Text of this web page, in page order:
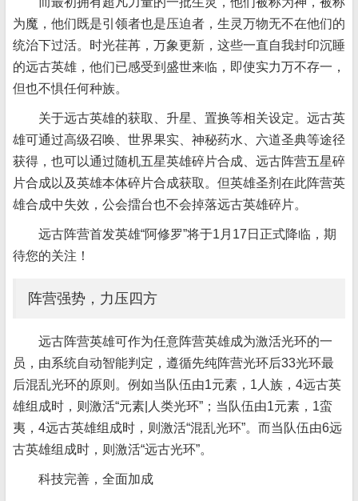
为魔，他们既是引领者也是压迫者，生灵万物无不在他们的
统治下过活。时光荏苒，万象更新，这些一直自我封印沉睡
的远古英雄，他们已感受到盛世来临，即使实力万不存一，
但也不惧任何种族。
关于远古英雄的获取、升星、置换等相关设定。远古英
雄可通过高级召唤、世界果实、神秘药水、六道圣典等途径
获得，也可以通过随机五星英雄碎片合成、远古阵营五星碎
片合成以及英雄本体碎片合成获取。但英雄圣剂在此阵营英
雄合成中失效，公会擂台也不会掉落远古英雄碎片。
远古阵营首发英雄“阿修罗”将于1月17日正式降临，期
待您的关注！
阵营强势，力压四方
远古阵营英雄可作为任意阵营英雄成为激活光环的一
员，由系统自动智能判定，遵循先纯阵营光环后33光环最
后混乱光环的原则。例如当队伍由1元素，1人族，4远古英
雄组成时，则激活“元素|人类光环”；当队伍由1元素，1蛮
夷，4远古英雄组成时，则激活“混乱光环”。而当队伍由6远
古英雄组成时，则激活“远古光环”。
科技完善，全面加成